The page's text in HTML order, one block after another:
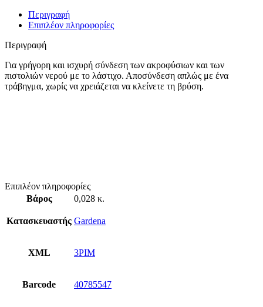
Περιγραφή
Επιπλέον πληροφορίες
Περιγραφή
Για γρήγορη και ισχυρή σύνδεση των ακροφύσιων και των
πιστολιών νερού με το λάστιχο. Αποσύνδεση απλώς με ένα
τράβηγμα, χωρίς να χρειάζεται να κλείνετε τη βρύση.
Επιπλέον πληροφορίες
Βάρος
0,028 κ.
Κατασκευαστής Gardena
XML 3PIM
Barcode 40785547